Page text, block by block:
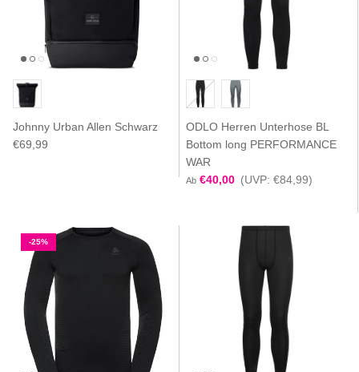
Johnny Urban Allen Schwarz
€69,99
ODLO Herren Unterhose BL
Bottom long PERFORMANCE
WAR
Ab €40,00 (UVP: €84,99)
-25%